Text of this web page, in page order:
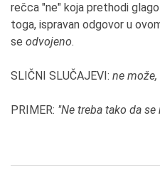
rečca "ne" koja prethodi
toga, ispravan odgovor u
se odvojeno.
SLIČNI SLUČAJEVI: ne može,
PRIMER: "Ne treba tako da se